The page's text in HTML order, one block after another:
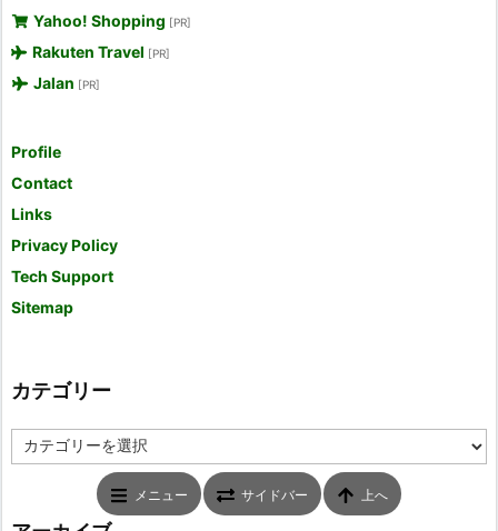
Yahoo! Shopping [PR]
Rakuten Travel [PR]
Jalan [PR]
Profile
Contact
Links
Privacy Policy
Tech Support
Sitemap
カテゴリー
テ
ー
メニュー サイドバー 上へ